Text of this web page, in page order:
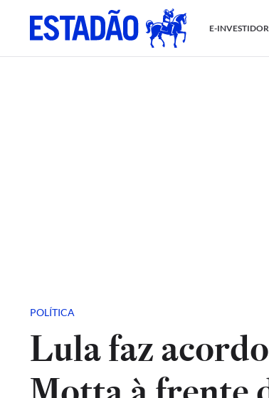
E-INVESTIDOR
POLÍTICA
Lula faz